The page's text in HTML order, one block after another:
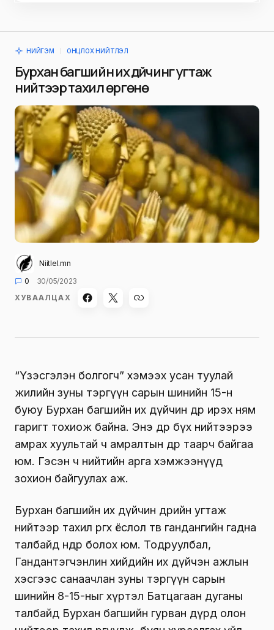
НИЙГЭМ ОНЦЛОХ НИЙТЛЭЛ
Бурхан багшийн их дүйчинг угтаж
нийтээр тахил өргөнө
Niitlel.mn
0
30/05/2023
ХУВААЛЦАХ
“Үзэсгэлэн болгогч” хэмээх усан туулай
жилийн зуны тэргүүн сарын шинийн 15-н
буюу Бурхан багшийн их дүйчин өдөр ирэх ням
гаригт тохиож байна. Энэ өдөр бүх нийтээрээ
амрах хуультай ч амралтын өдөр таарч байгаа
юм. Гэсэн ч нийтийн арга хэмжээнүүд
зохион байгуулах аж.
Бурхан багшийн их дүйчин өдрийн угтаж
нийтээр тахил өргөх ёслол төв гандангийн гадна
талбайд өнөөдөр болох юм. Тодруулбал,
Гандантэгчэнлин хийдийн их дүйчэн ажлын
хэсгээс санаачлан зуны тэргүүн сарын
шинийн 8-15-ныг хүртэл Батцагаан дуганы
талбайд Бурхан багшийн гурван дүрд олон